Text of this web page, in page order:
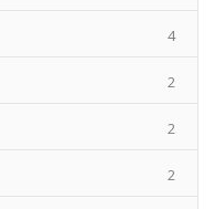
4
2
2
2